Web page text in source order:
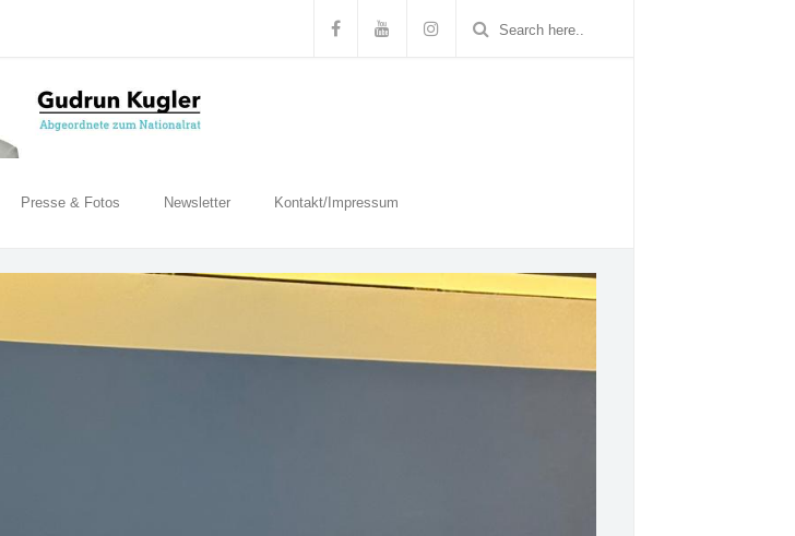
Presse & Fotos Newsletter Kontakt/Impressum